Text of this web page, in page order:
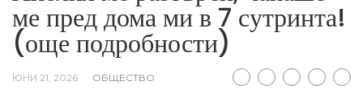
ме пред дома ми в 7 сутринта!
(още подробности)
ЮНИ 21, 2026 ОБЩЕСТВО